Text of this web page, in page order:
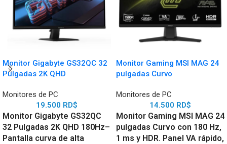
Monitor Gigabyte GS32QC 32
Pulgadas 2K QHD
Monitores de PC
19.500 RD$
Monitor Gigabyte GS32QC
32 Pulgadas 2K QHD 180Hz–
Pantalla curva de alta
Monitor Gaming MSI MAG 24
pulgadas Curvo
Monitores de PC
14.500 RD$
Monitor Gaming MSI MAG 24
pulgadas Curvo con 180 Hz,
1 ms y HDR. Panel VA rápido,